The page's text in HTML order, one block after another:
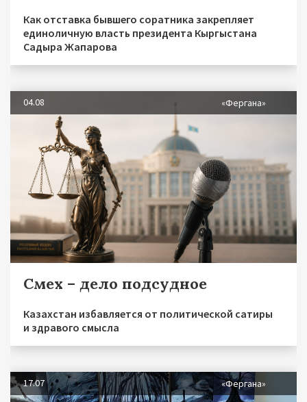
Как отставка бывшего соратника закрепляет
единоличную власть президента Кыргыстана
Садыра Жапарова
04.08 «Фергана»
Смех – дело подсудное
Казахстан избавляется от политической сатиры
и здравого смысла
17.07 «Фергана»